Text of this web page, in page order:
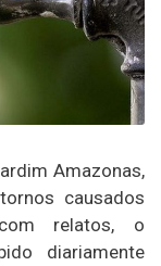
Amazonas,
causados
relatos, o
diariamente